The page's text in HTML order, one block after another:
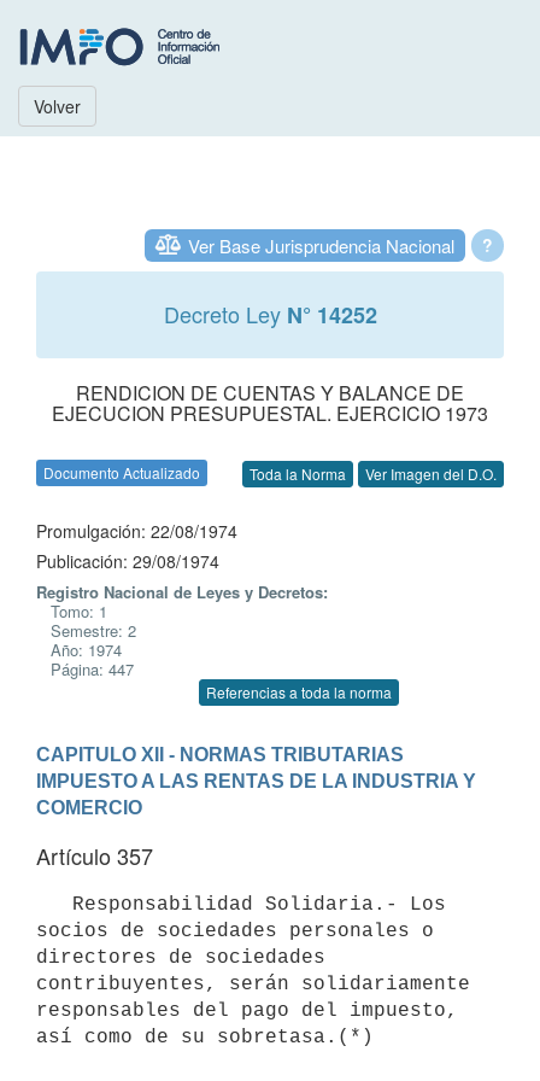
Volver
?
Ver Base Jurisprudencia Nacional
Decreto Ley N° 14252
RENDICION DE CUENTAS Y BALANCE DE
EJECUCION PRESUPUESTAL. EJERCICIO 1973
Documento Actualizado Toda la Norma Ver Imagen del D.O.
Promulgación: 22/08/1974
Publicación: 29/08/1974
Registro Nacional de Leyes y Decretos:
Tomo: 1
Semestre: 2
Año: 1974
Página: 447
Referencias a toda la norma
CAPITULO XII - NORMAS TRIBUTARIAS
IMPUESTO A LAS RENTAS DE LA INDUSTRIA Y
COMERCIO
Artículo 357
socios de sociedades personales o
directores de sociedades
contribuyentes, serán solidariamente
responsables del pago del impuesto,
así como de su sobretasa.(*)